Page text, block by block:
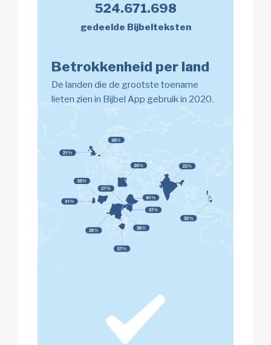
524.671.698
gedeelde Bijbelteksten
Betrokkenheid per land
De landen die de grootste toename
lieten zien in Bijbel App gebruik in 2020.